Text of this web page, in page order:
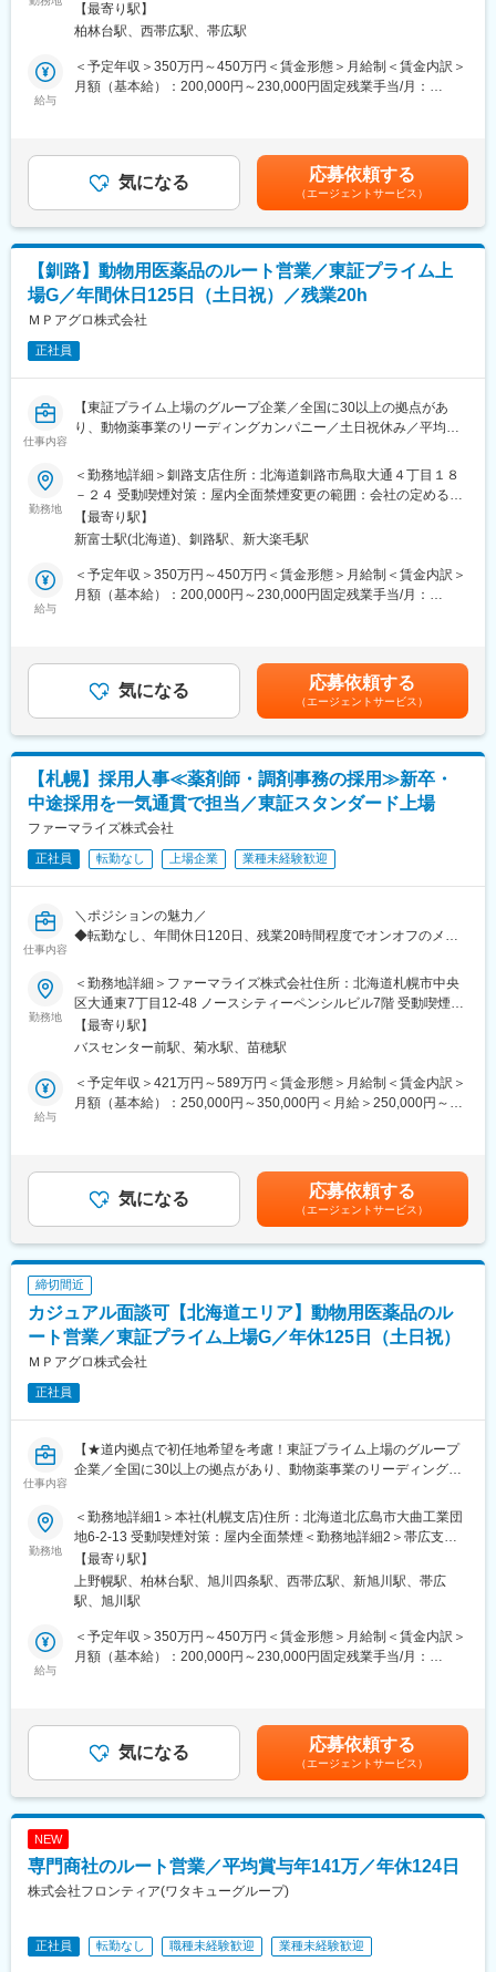
頼関係を築くことが出来ればおのずと実績もついてくる環境で
す。
■研修について
メーカー勉強会等で商品知識を習得していただきます。また、薬
グループ全体で生産性向上、残業時間の抑制の取り組みを実施し
ており、残業は20時間程度、19:00には退社できるように各支店
で取り組んでいます。
■キャリアパス
メンバー→リーダー→支店長→部長とキャリアアップをしていき
ます。当社の中核を担っていただくことを期待しています。
変更の範囲：会社の定める業務
です。食の安全やペットの暮らしに貢献するやりがいのある仕事
です。■畜産農家や動物病院への定期訪問・情報提供 ■動物用医
薬品・ワクチン・飼料等の提案・販売 ■受発注・見積書作成など
の営業に付随する事務作業 ■他の業界・異業種からの入社事例も
多数あり。ひとり立ちまで支店・営業推進部など全体でフォロー
・取扱商品…動物用医薬品・機器、サプリメント、フードなどの
動物に関わる商品や畜産農家向けの飼料や消毒資材など
■業務詳細
【1日の流れのイメージ】
●出社後／メール確認、訪問準備/メーカー担当者と打合せ
●営業開始／営業車を利用し、1日5～8件程度のお客様を訪問しま
●帰社後／伝票整理、資料作成、商品勉強会出席など
●退社（残業は申請・承認制で通常は遅くとも19時には退社して
■営業目標について
担当顧客の対前年の売上などを考慮し、目標を設定。売上実績ほ
級に応じた評価をしていきます。無理な目標や数字に対する過度
なプレッシャーはありません。お客様との関係性構築が出来、信
頼関係を築くことが出来ればおのずと実績もついてくる環境で
す。
■研修について
メーカー勉強会等で商品知識を習得していただきます。また、薬
グループ全体で生産性向上、残業時間の抑制の取り組みを実施し
ており、残業は20時間程度、19:00には退社できるように各支店
で取り組んでいます。
■キャリアパス
メンバー→リーダー→支店長→部長とキャリアアップをしていき
ます。当社の中核を担っていただくことを期待しています。
変更の範囲：会社の定める業務
【最寄り駅】
柏林台駅、西帯広駅、帯広駅
給与
＜予定年収＞350万円～450万円＜賃金形態＞月給制＜賃金内訳＞
月額（基本給）：200,000円～230,000円固定残業手当/月：
残業代制 超過分別途支給 固定残業代の時間：20時間/月 賞
与実績 昨年度実績年２回（6月、12月支給 合計5.15ヶ月） ※初
年度の賞与は社内規定により独自計算の上で支給となります。賃
金はあくまでも目安の金額であり、選考を通じて上下する可能性
があります。月給(月額)は固定手当を含めた表記です。
気になる 応募依頼する
（エージェントサービス）
【釧路】動物用医薬品のルート営業／東証プライム上
場G／年間休日125日（土日祝）／残業20h
ＭＰアグロ株式会社
正社員
仕事内容
【東証プライム上場のグループ企業／全国に30以上の拠点があ
り、動物薬事業のリーディングカンパニー／土日祝休み／平均残
■仕事内容
畜産農家や動物病院を対象とした動物用医薬品、飼料の提案営業
です。食の安全やペットの暮らしに貢献するやりがいのある仕事
です。■畜産農家や動物病院への定期訪問・情報提供 ■動物用医
薬品・ワクチン・飼料等の提案・販売 ■受発注・見積書作成など
の営業に付随する事務作業 ■他の業界・異業種からの入社事例も
多数あり。ひとり立ちまで支店・営業推進部など全体でフォロー
・取扱商品…動物用医薬品・機器、サプリメント、フードなどの
動物に関わる商品や畜産農家向けの飼料や消毒資材など
■業務詳細
どをしていき、徐々に顧客を引継ぎをしていきます。
【1日の流れのイメージ】
●出社後／メール確認、訪問準備/メーカー担当者と打合せ
●営業開始／営業車を利用し、1日5～8件程度のお客様を訪問しま
●帰社後／伝票整理、資料作成、商品勉強会出席など
●退社（残業は申請・承認制で通常は遅くとも19時には退社して
■営業目標について
担当顧客の対前年の売上などを考慮し、目標を設定。売上実績ほ
級に応じた評価をしていきます。無理な目標や数字に対する過度
なプレッシャーはありません。お客様との関係性構築が出来、信
頼関係を築くことが出来ればおのずと実績もついてくる環境で
す。
■研修について
メーカー勉強会等で商品知識を習得していただきます。また、薬
グループ全体で生産性向上、残業時間の抑制の取り組みを実施し
ており、残業は20時間程度、19:00には退社できるように各支店
で取り組んでいます。
■キャリアパス
メンバー→リーダー→支店長→部長とキャリアアップをしていき
ます。当社の中核を担っていただくことを期待しています。
変更の範囲：会社の定める業務
勤務地
＜勤務地詳細＞釧路支店住所：北海道釧路市鳥取大通４丁目１８
－２４ 受動喫煙対策：屋内全面禁煙変更の範囲：会社の定める事
業所
【最寄り駅】
新富士駅(北海道)、釧路駅、新大楽毛駅
給与
＜予定年収＞350万円～450万円＜賃金形態＞月給制＜賃金内訳＞
月額（基本給）：200,000円～230,000円固定残業手当/月：
残業代制 超過分別途支給 固定残業代の時間：20時間/月 賞
与実績 昨年度実績年２回（6月、12月支給 合計5.15ヶ月） ※初
年度の賞与は社内規定により独自計算の上で支給となります。賃
金はあくまでも目安の金額であり、選考を通じて上下する可能性
があります。月給(月額)は固定手当を含めた表記です。
気になる 応募依頼する
（エージェントサービス）
【札幌】採用人事≪薬剤師・調剤事務の採用≫新卒・
中途採用を一気通貫で担当／東証スタンダード上場
ファーマライズ株式会社
正社員 転勤なし 上場企業 業種未経験歓迎
仕事内容
＼ポジションの魅力／
◆転勤なし、年間休日120日、残業20時間程度でオンオフのメリ
◆北海道エリア専任として新卒・中途の両方に携われる＆専門性
の高い職種の採用を経験でき、人事として市場価値を高められる
環境です。
◆薬剤師採用は6年制の薬学生が3年生の頃から関係を築くため、
不安や悩みのメンタルサポートなど、学生にとって身近な存在と
して成長を支えることができます。
＜業務概要＞
す。
単なる面接対応だけでなく、採用活動全体を見渡しながら、現場
や本社と連携し採用成功に向けて主体的に取り組んでいただきま
＜業務内容＞
■薬剤師・調剤事務の新卒・中途採用業務全般
■面接対応
■採用進捗の管理・分析
■採用施策の企画・立案・実行
■店舗責任者・エリア責任者との連携、情報共有
多くなく、発生時は平日に振替休日を取得いただきます。
※薬剤師・調剤事務を合わせて全国で年間約150名を採用していま
＜組織構成＞
北海道エリアは立ち上げフェーズのため、基本的には少数で裁量
権をもって業務を進めていただきます。
採用・研修課全体は、採用担当11名、研修担当2名（20代～30代
中心）で構成されています。
相談や情報共有を積極的に行う風土があり、北海道エリア担当と
して主体的に業務を進めながらも、他エリアの人事メンバーが継
入社後はご経験に応じて業務をお任せします。
将来的には採用業務のスペシャリストとして活躍いただくことは
もちろん、研修や人事企画などへ領域を広げ、人事として総合的
当社はM&Aにより規模を拡大しており、変革期において人事企画
変更の範囲：会社の定める業務
勤務地
＜勤務地詳細＞ファーマライズ株式会社住所：北海道札幌市中央
区大通東7丁目12-48 ノースシティーペンシルビル7階 受動喫煙対
策：屋内全面禁煙変更の範囲：会社の定める事業所
【最寄り駅】
バスセンター前駅、菊水駅、苗穂駅
給与
＜予定年収＞421万円～589万円＜賃金形態＞月給制＜賃金内訳＞
月額（基本給）：250,000円～350,000円＜月給＞250,000円～
年＜モデル年収：入社2年目＞残業20時間/月の場合 421万円～
589万円 主任：463万円～631万円賃金はあくまでも目安の金額
であり、選考を通じて上下する可能性があります。月給(月額)は固
定手当を含めた表記です。
気になる 応募依頼する
（エージェントサービス）
締切間近
カジュアル面談可【北海道エリア】動物用医薬品のル
ート営業／東証プライム上場G／年休125日（土日祝）
ＭＰアグロ株式会社
正社員
仕事内容
【★道内拠点で初任地希望を考慮！東証プライム上場のグループ
企業／全国に30以上の拠点があり、動物薬事業のリーディングカ
■仕事内容
畜産農家や動物病院を対象とした動物用医薬品、飼料の提案営業
です。食の安全やペットの暮らしに貢献するやりがいのある仕事
です。■畜産農家や動物病院への定期訪問・情報提供 ■動物用医
薬品・ワクチン・飼料等の提案・販売 ■受発注・見積書作成など
の営業に付随する事務作業 ■他の業界・異業種からの入社事例も
多数あり。ひとり立ちまで支店・営業推進部など全体でフォロー
いたします。未経験でも食の安全や動物の健康に貢献していきた
いという方、歓迎します。
■業務詳細
担当する地域の顧客を定期的に訪問し、要望に合った商品の提案
や新商品の紹介を行います。研修による知識の習得や先輩同行な
す
●帰社後／伝票整理、資料作成、商品勉強会出席など
担当顧客の対前年の売上などを考慮しながら目標を設定。売上実
勤務地
＜勤務地詳細1＞本社(札幌支店)住所：北海道北広島市大曲工業団
地6-2-13 受動喫煙対策：屋内全面禁煙＜勤務地詳細2＞帯広支店
住所：北海道帯広市西18条南1丁目2番地37 受動喫煙対策：屋内
全面禁煙＜勤務地詳細3＞旭川支店住所：北海道旭川市4条通23丁
目5-67 受動喫煙対策：屋内全面禁煙変更の範囲：会社の定める事
【最寄り駅】
上野幌駅、柏林台駅、旭川四条駅、西帯広駅、新旭川駅、帯広
駅、旭川駅
給与
＜予定年収＞350万円～450万円＜賃金形態＞月給制＜賃金内訳＞
月額（基本給）：200,000円～230,000円固定残業手当/月：
残業代制 超過分別途支給 固定残業代の時間：20時間/月 賞
与実績 昨年度実績年２回（6月、12月支給 合計5.15ヶ月） ※初
年度の賞与は社内規定により独自計算の上で支給となります。賃
金はあくまでも目安の金額であり、選考を通じて上下する可能性
があります。月給(月額)は固定手当を含めた表記です。
気になる 応募依頼する
（エージェントサービス）
NEW
専門商社のルート営業／平均賞与年141万／年休124日
株式会社フロンティア(ワタキューグループ)
正社員 転勤なし 職種未経験歓迎 業種未経験歓迎